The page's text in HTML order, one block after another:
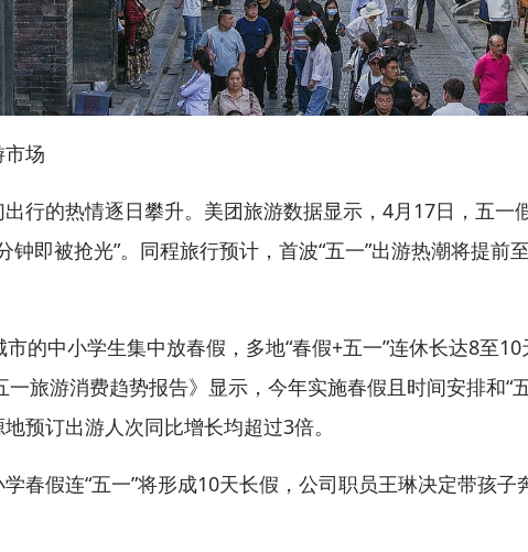
场
的热情逐日攀升。美团旅游数据显示，4月17日，五一
钟即被抢光”。同程旅行预计，首波“五一”出游热潮将提前
中小学生集中放春假，多地“春假+五一”连休长达8至10
旅游消费趋势报告》显示，今年实施春假且时间安排和“
预订出游人次同比增长均超过3倍。
假连“五一”将形成10天长假，公司职员王琳决定带孩子